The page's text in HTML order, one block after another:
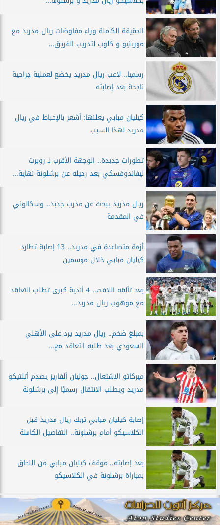
الحقيقة الكاملة وراء مفاوضات ريال مدريد مع
مورينيو و كلوب لتدريب الفريق...
رسميا.. لاعب ريال مدريد يخضع لعملية جراحية
ناجحة بعد إصابته
كيليان مبابي يعلنها: أشعر بالإحباط في ريال
مدريد لهذا السبب
تطورات جديدة.. الوجهة الأقرب لـ روبرت
ليفاندوفسكي بعد رحيله عن برشلونة نهاية...
ريال مدريد يبحث عن مدرب جديد.. وسكالوني
في المقدمة
أزمة متصاعدة في مدريد.. 13 إصابة تطارد
كيليان مبابي خلال موسمين
بعد تألقه اللافت.. 4 أندية كبرى تطلب التعاقد
مع موهوب ريال مدريد...
بمبلغ ضخم.. ريال مدريد يرد على الأهلي
السعودي بعد طلبه التعاقد مع...
ميركاتو الاشتعال.. جوليان ألفاريز يصدم أتلتيكو
مدريد ويطلب الانتقال رسميًا إلى برشلونة
إصابة كيليان مبابي تربك ريال مدريد قبل
الكلاسيكو أمام برشلونة.. التفاصيل الكاملة
بعد إصابته.. موقف كيليان مبابي من اللحاق
بمباراة برشلونة في الكلاسيكو